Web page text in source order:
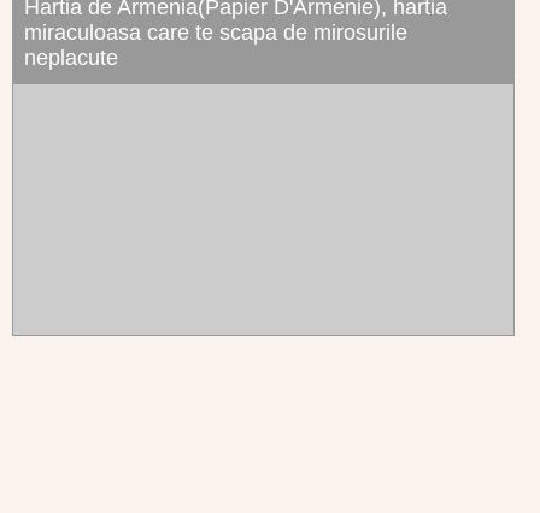
Hartia de Armenia(Papier D'Armenie), hartia
miraculoasa care te scapa de mirosurile
neplacute